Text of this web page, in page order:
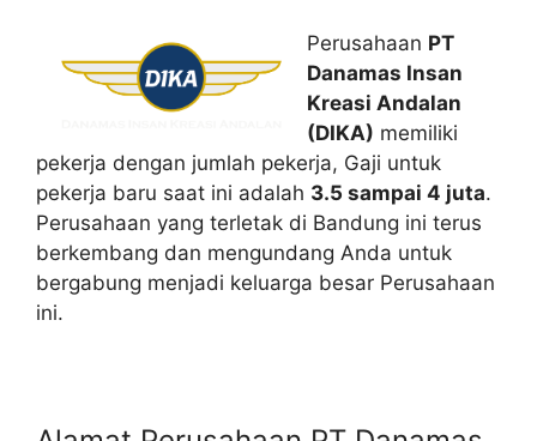
Perusahaan PT
Danamas Insan
Kreasi Andalan
(DIKA) memiliki
pekerja dengan jumlah pekerja, Gaji untuk
pekerja baru saat ini adalah 3.5 sampai 4 juta.
Perusahaan yang terletak di Bandung ini terus
berkembang dan mengundang Anda untuk
bergabung menjadi keluarga besar Perusahaan
ini.